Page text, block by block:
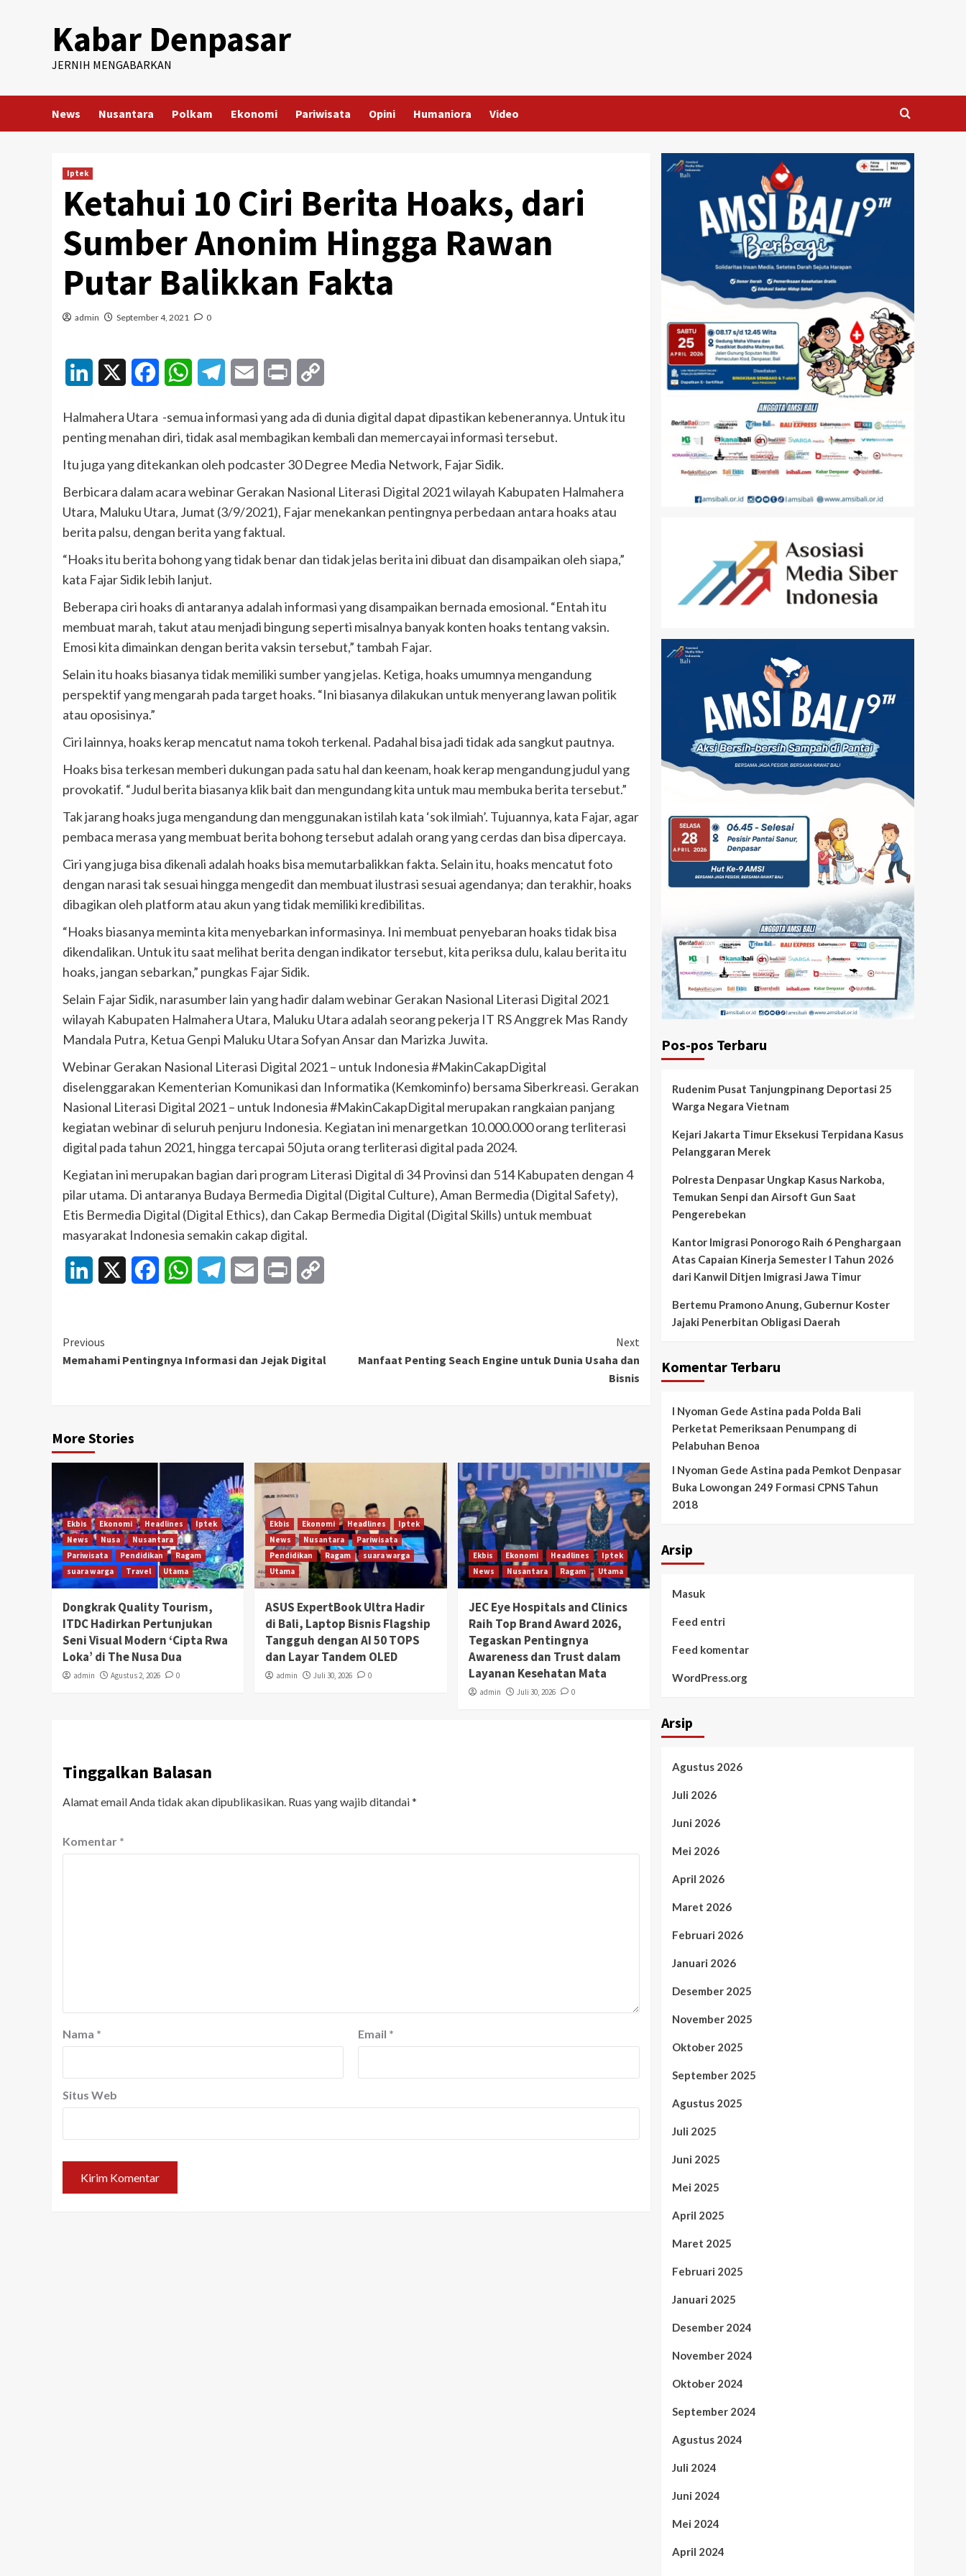
Kabar Denpasar
JERNIH MENGABARKAN
News Nusantara Polkam Ekonomi Pariwisata Opini Humaniora Video
Iptek
Ketahui 10 Ciri Berita Hoaks, dari
Sumber Anonim Hingga Rawan
Putar Balikkan Fakta
admin September 4, 2021 0
LinkedIn FacebookWhatsAppTelegramEmail Print
Halmahera Utara -semua informasi yang ada di dunia digital dapat dipastikan kebenerannya. Untuk itu
penting menahan diri, tidak asal membagikan kembali dan memercayai informasi tersebut.
Itu juga yang ditekankan oleh podcaster 30 Degree Media Network, Fajar Sidik.
Berbicara dalam acara webinar Gerakan Nasional Literasi Digital 2021 wilayah Kabupaten Halmahera
Utara, Maluku Utara, Jumat (3/9/2021), Fajar menekankan pentingnya perbedaan antara hoaks atau
berita palsu, dengan berita yang faktual.
“Hoaks itu berita bohong yang tidak benar dan tidak jelas berita ini dibuat dan disampaikan oleh siapa,”
kata Fajar Sidik lebih lanjut.
Beberapa ciri hoaks di antaranya adalah informasi yang disampaikan bernada emosional. “Entah itu
membuat marah, takut atau menjadi bingung seperti misalnya banyak konten hoaks tentang vaksin.
Emosi kita dimainkan dengan berita vaksin tersebut,” tambah Fajar.
Selain itu hoaks biasanya tidak memiliki sumber yang jelas. Ketiga, hoaks umumnya mengandung
perspektif yang mengarah pada target hoaks. “Ini biasanya dilakukan untuk menyerang lawan politik
atau oposisinya.”
Ciri lainnya, hoaks kerap mencatut nama tokoh terkenal. Padahal bisa jadi tidak ada sangkut pautnya.
Hoaks bisa terkesan memberi dukungan pada satu hal dan keenam, hoak kerap mengandung judul yang
provokatif. “Judul berita biasanya klik bait dan mengundang kita untuk mau membuka berita tersebut.”
Tak jarang hoaks juga mengandung dan menggunakan istilah kata ‘sok ilmiah’. Tujuannya, kata Fajar, agar
pembaca merasa yang membuat berita bohong tersebut adalah orang yang cerdas dan bisa dipercaya.
Ciri yang juga bisa dikenali adalah hoaks bisa memutarbalikkan fakta. Selain itu, hoaks mencatut foto
dengan narasi tak sesuai hingga mengedit dan membuat ilustrasi sesuai agendanya; dan terakhir, hoaks
dibagikan oleh platform atau akun yang tidak memiliki kredibilitas.
“Hoaks biasanya meminta kita menyebarkan informasinya. Ini membuat penyebaran hoaks tidak bisa
dikendalikan. Untuk itu saat melihat berita dengan indikator tersebut, kita periksa dulu, kalau berita itu
hoaks, jangan sebarkan,” pungkas Fajar Sidik.
Selain Fajar Sidik, narasumber lain yang hadir dalam webinar Gerakan Nasional Literasi Digital 2021
wilayah Kabupaten Halmahera Utara, Maluku Utara adalah seorang pekerja IT RS Anggrek Mas Randy
Mandala Putra, Ketua Genpi Maluku Utara Sofyan Ansar dan Marizka Juwita.
Webinar Gerakan Nasional Literasi Digital 2021 – untuk Indonesia #MakinCakapDigital
diselenggarakan Kementerian Komunikasi dan Informatika (Kemkominfo) bersama Siberkreasi. Gerakan
Nasional Literasi Digital 2021 – untuk Indonesia #MakinCakapDigital merupakan rangkaian panjang
kegiatan webinar di seluruh penjuru Indonesia. Kegiatan ini menargetkan 10.000.000 orang terliterasi
digital pada tahun 2021, hingga tercapai 50 juta orang terliterasi digital pada 2024.
Kegiatan ini merupakan bagian dari program Literasi Digital di 34 Provinsi dan 514 Kabupaten dengan 4
pilar utama. Di antaranya Budaya Bermedia Digital (Digital Culture), Aman Bermedia (Digital Safety),
Etis Bermedia Digital (Digital Ethics), dan Cakap Bermedia Digital (Digital Skills) untuk membuat
masyarakat Indonesia semakin cakap digital.
LinkedIn FacebookWhatsAppTelegramEmail Print
Continue
Reading
Previous
Memahami Pentingnya Informasi dan Jejak Digital
Next
Manfaat Penting Seach Engine untuk Dunia Usaha dan
Bisnis
More Stories
Ekbis Ekonomi Headlines
Iptek
News
Nusa
Nusantara
Pariwisata
Pendidikan
Ragam
suara warga
Travel Utama
Dongkrak Quality Tourism,
ITDC Hadirkan Pertunjukan
Seni Visual Modern ‘Cipta Rwa
Loka’ di The Nusa Dua
admin Agustus 2, 2026 0
Ekbis Ekonomi Headlines
Iptek
News
Nusantara
Pariwisata
Pendidikan
Ragam
suara warga
Utama
ASUS ExpertBook Ultra Hadir
di Bali, Laptop Bisnis Flagship
Tangguh dengan AI 50 TOPS
dan Layar Tandem OLED
admin Juli 30, 2026 0
Ekbis Ekonomi Headlines
Iptek
News
Nusantara Ragam Utama
JEC Eye Hospitals and Clinics
Raih Top Brand Award 2026,
Tegaskan Pentingnya
Awareness dan Trust dalam
Layanan Kesehatan Mata
admin Juli 30, 2026 0
Tinggalkan Balasan
Alamat email Anda tidak akan dipublikasikan. Ruas yang wajib ditandai*
Komentar *
Nama * Email *
Situs Web
Pos-pos Terbaru
Rudenim Pusat Tanjungpinang Deportasi 25
Warga Negara Vietnam
Kejari Jakarta Timur Eksekusi Terpidana Kasus
Pelanggaran Merek
Polresta Denpasar Ungkap Kasus Narkoba,
Temukan Senpi dan Airsoft Gun Saat
Pengerebekan
Kantor Imigrasi Ponorogo Raih 6 Penghargaan
Atas Capaian Kinerja Semester I Tahun 2026
dari Kanwil Ditjen Imigrasi Jawa Timur
Bertemu Pramono Anung, Gubernur Koster
Jajaki Penerbitan Obligasi Daerah
Komentar Terbaru
I Nyoman Gede Astina pada Polda Bali
Perketat Pemeriksaan Penumpang di
Pelabuhan Benoa
I Nyoman Gede Astina pada Pemkot Denpasar
Buka Lowongan 249 Formasi CPNS Tahun
2018
Arsip
Masuk
Feed entri
Feed komentar
WordPress.org
Arsip
Agustus 2026
Juli 2026
Juni 2026
Mei 2026
April 2026
Maret 2026
Februari 2026
Januari 2026
Desember 2025
November 2025
Oktober 2025
September 2025
Agustus 2025
Juli 2025
Juni 2025
Mei 2025
April 2025
Maret 2025
Februari 2025
Januari 2025
Desember 2024
November 2024
Oktober 2024
September 2024
Agustus 2024
Juli 2024
Juni 2024
Mei 2024
April 2024